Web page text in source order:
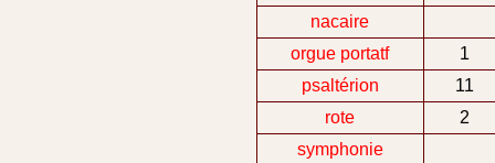
nacaire
orgue portatf
1
psaltérion
11
rote
2
symphonie